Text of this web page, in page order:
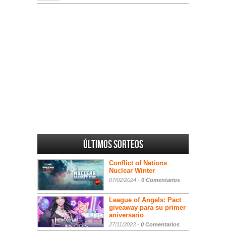
Últimos sorteos
Conflict of Nations
Nuclear Winter
07/02/2024 - 0 Comentarios
League of Angels: Pact
giveaway para su primer
aniversario
27/11/2023 - 0 Comentarios